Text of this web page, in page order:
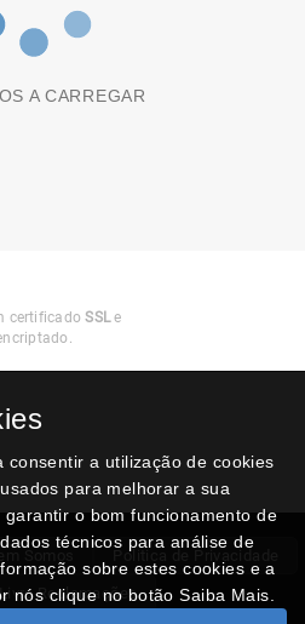
A CARREGAR
certificadoSSLe
Politica de Privacidade
Reclamações
consentir a utilização de cookies
para melhorar a sua
o bom funcionamento de
técnicos para análise de
sobre estes cookies e a
nós clique no botão Saiba Mais.